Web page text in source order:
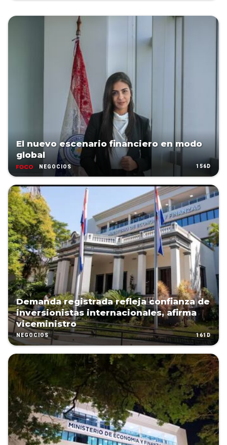
El nuevo escenario financiero en modo
global
NEGOCIOS 156D
Demanda registrada refleja confianza de
inversionistas internacionales, afirma
viceministro
NEGOCIOS 161D